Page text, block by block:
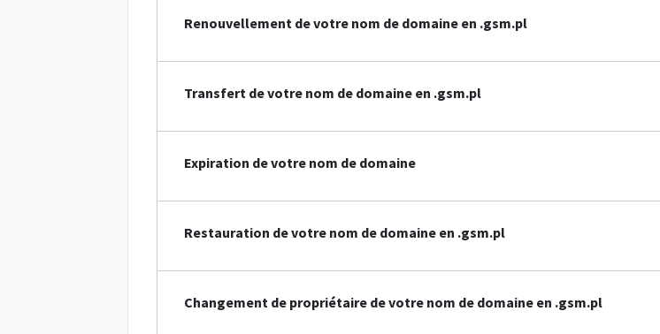
Renouvellement de votre nom de domaine en .gsm.pl
Transfert de votre nom de domaine en .gsm.pl
Expiration de votre nom de domaine
Restauration de votre nom de domaine en .gsm.pl
Changement de propriétaire de votre nom de domaine en .gsm.pl